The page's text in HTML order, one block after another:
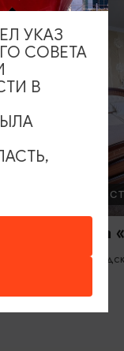
ОТЕЛИ,
Зеленоградск
УКАЗ
СОВЕТА
В